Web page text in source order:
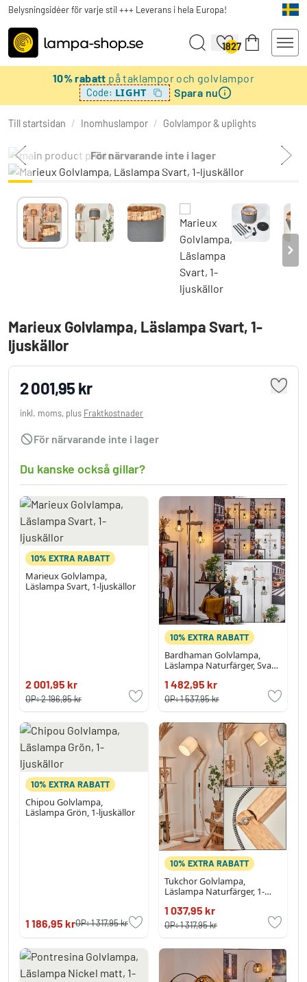
Belysningsidéer för varje stil +++ Leverans i hela Europa!
1827
10% rabatt på taklampor och golvlampor
Code: LIGHT Spara nu
Till startsidan / Inomhuslampor / Golvlampor & uplights
För närvarande inte i lager
Marieux Golvlampa, Läslampa Svart, 1-
ljuskällor
2 001,95 kr
inkl. moms, plus Fraktkostnader
För närvarande inte i lager
Du kanske också gillar?
10% EXTRA RABATT
Marieux Golvlampa,
Läslampa Svart, 1-ljuskällor
2 001,95 kr
OP:2 196,95 kr
10% EXTRA RABATT
Bardhaman Golvlampa,
Läslampa Naturfärger, Svart,
1 482,95 kr
OP:1 537,95 kr
10% EXTRA RABATT
Chipou Golvlampa,
Läslampa Grön, 1-ljuskällor
1 186,95 krOP:1 317,95 kr
10% EXTRA RABATT
Tukchor Golvlampa,
Läslampa Naturfärger, 1-
1 037,95 kr
OP:1 317,95 kr